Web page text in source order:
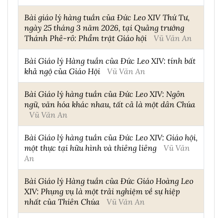
Bài giáo lý hàng tuần của Đức Leo XIV Thứ Tư,
ngày 25 tháng 3 năm 2026, tại Quảng trướng
Thánh Phê-rô: Phẩm trật Giáo hội
Vũ Văn An
Bài Giáo lý Hàng tuần của Đức Leo XIV: tính bất
khả ngộ của Giáo Hội
Vũ Văn An
Bài Giáo lý hàng tuần của Đức Leo XIV: Ngôn
ngữ, văn hóa khác nhau, tất cả là một dân Chúa
Vũ Văn An
Bài Giáo lý hàng tuần của Đức Leo XIV: Giáo hội,
một thực tại hữu hình và thiêng liêng
Vũ Văn
An
Bài Giáo lý Hàng tuần của Đức Giáo Hoàng Leo
XIV: Phụng vụ là một trải nghiệm về sự hiệp
nhất của Thiên Chúa
Vũ Văn An